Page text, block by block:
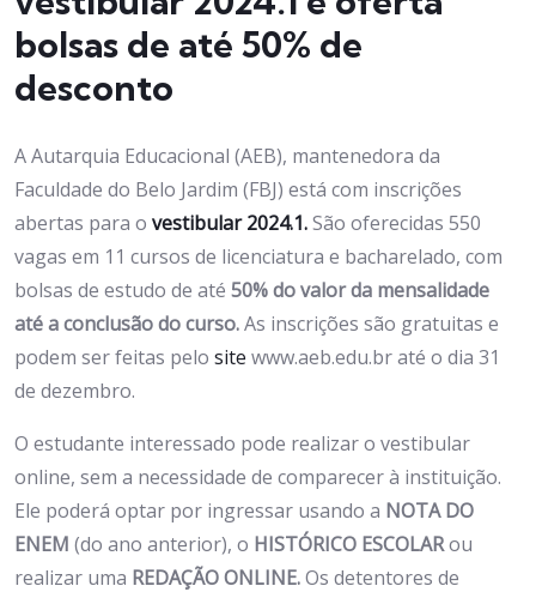
bolsas de até 50% de
desconto
A Autarquia Educacional (AEB), mantenedora da
Faculdade do Belo Jardim (FBJ) está com inscrições
abertas para o vestibular 2024.1.São oferecidas 550
vagas em 11 cursos de licenciatura e bacharelado, com
bolsas de estudo de até 50% do valor da mensalidade
até a conclusão do curso.As inscrições são gratuitas e
podem ser feitas pelo site www.aeb.edu.br até o dia 31
de dezembro.
O estudante interessado pode realizar o vestibular
online, sem a necessidade de comparecer à instituição.
Ele poderá optar por ingressar usando a NOTA DO
ENEM (do ano anterior), o HISTÓRICO ESCOLARou
realizar uma REDAÇÃO ONLINE.Os detentores de